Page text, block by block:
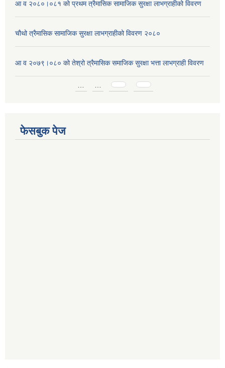
आ व २०८०।०८१ को प्रथम त्रैमासिक सामाजिक सुरक्षा लाभग्राहीको विवरण
चौथो त्रैमासिक सामाजिक सुरक्षा लाभग्राहीको विवरण २०८०
आ व २०७९।०८० को तेश्रो त्रैमासिक समाजिक सुरक्षा भत्ता लाभग्राही विवरण
फेसबुक पेज